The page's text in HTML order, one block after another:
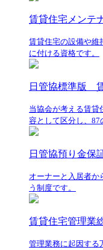
賃貸住宅メンテ
賃貸住宅の設備や維
に付ける資格です。
日管協標準版
当協会が考える賃貸
容として区分し、87
日管協預り金保
オーナーと入居者か
う制度です。
賃貸住宅管理業
管理業務に起因する